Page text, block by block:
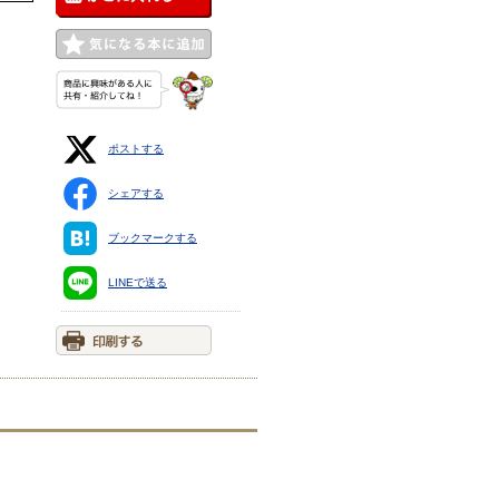
ポストする
シェアする
ブックマークする
LINEで送る